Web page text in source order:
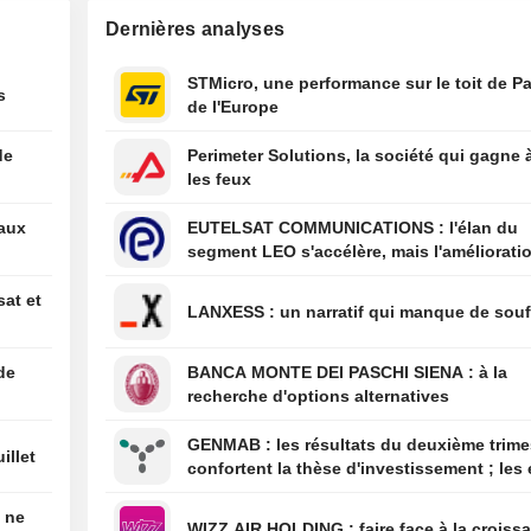
08:01
Les festivals de
facilités de
5,5 frappe la
Skwentna en
06:28
Australie : les
les sites de
de BHP à Port
et
ne
Dernières analyses
STMicro, une performance sur le toit de
de l'Europe
Perimeter Solutions, la société qui gagne
les feux
EUTELSAT COMMUNICATIONS : l'élan du
segment LEO s'accélère, mais
LANXESS : un narratif qui manque de
BANCA MONTE DEI PASCHI SIENA : à la
recherche d'options alternatives
GENMAB : les résultats du deuxième trimestre
confortent la thèse d'investissement ; les